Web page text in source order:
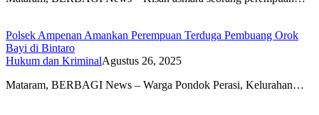
Polsek Ampenan Amankan Perempuan Terduga Pembuang Orok
Bayi di Bintaro
Hukum dan KriminalAgustus 26, 2025
Mataram, BERBAGI News – Warga Pondok Perasi, Kelurahan…